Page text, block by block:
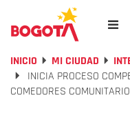
INICIO MI CIUDAD
INICIA PROCESO
COMEDORES